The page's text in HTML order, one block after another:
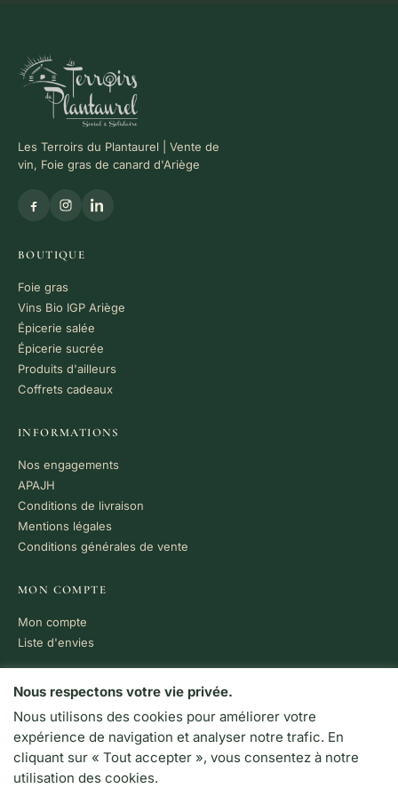
Les Terroirs du Plantaurel | Vente de
vin, Foie gras de canard d'Ariège
BOUTIQUE
Foie gras
Vins Bio IGP Ariège
Épicerie salée
Épicerie sucrée
Produits d'ailleurs
Coffrets cadeaux
INFORMATIONS
Nos engagements
APAJH
Conditions de livraison
Mentions légales
Conditions générales de vente
MON COMPTE
Mon compte
Liste d'envies
PAIEMENT 100% SÉCURISÉ
VISA MC CB
LIVRAISON RAPIDE
Colissimo · Chronopost
Nous respectons votre vie privée.
Nous utilisons des cookies pour améliorer votre
expérience de navigation et analyser notre trafic. En
cliquant sur « Tout accepter », vous consentez à notre
utilisation des cookies.